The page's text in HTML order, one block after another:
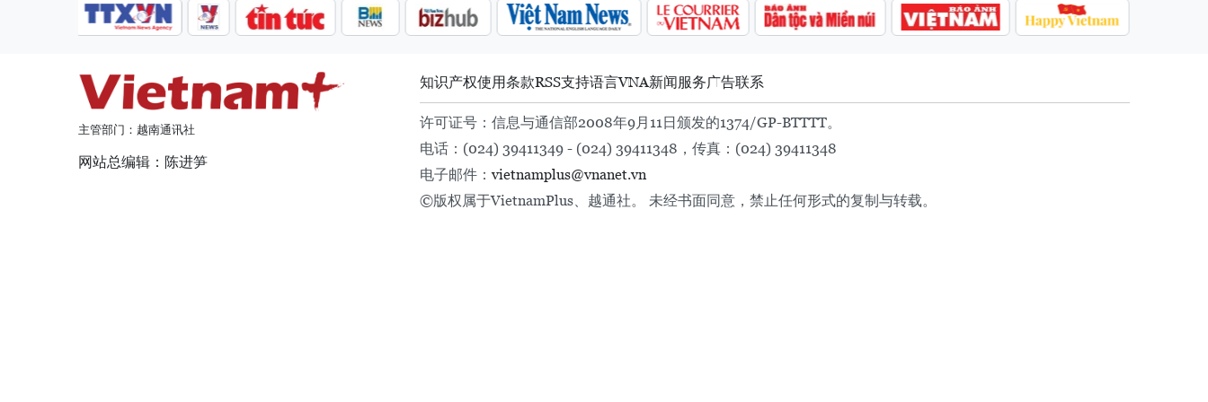
主管部门：越南通讯社
网站总编辑：陈进笋
知识产权使用条款RSS支持语言VNA新闻服务广告联系
许可证号：信息与通信部2008年9月11日颁发的1374/GP-BTTTT。
电话：(024) 39411349 - (024) 39411348，传真：(024) 39411348
电子邮件：vietnamplus@vnanet.vn
©版权属于VietnamPlus、越通社。 未经书面同意，禁止任何形式的复制与转载。